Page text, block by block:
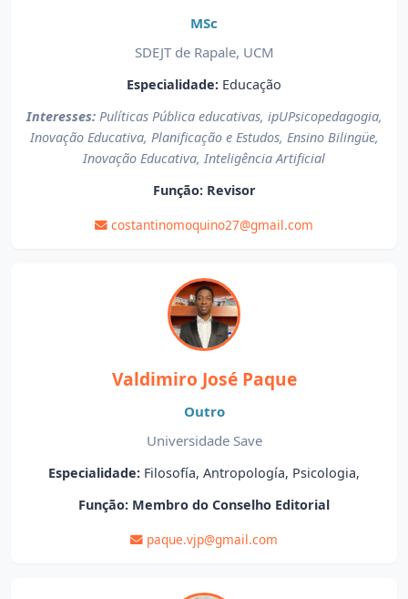
MSc
SDEJT de Rapale, UCM
Especialidade: Educação
Interesses:Pulíticas Pública educativas, ipUPsicopedagogia,
Inovação Educativa, Planificação e Estudos, Ensino Bilingüe,
Inovação Educativa, Inteligência Artificial
Função:Revisor
costantinomoquino27@gmail.com
Valdimiro José Paque
Outro
Universidade Save
Especialidade: Filosofía, Antropología, Psicologia,
Função: Membro do Conselho Editorial
paque.vjp@gmail.com